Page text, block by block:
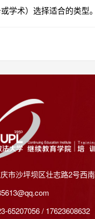
学术）选择适合的类型。
市沙坪坝区壮志路2号西
65207056 / 17623608632